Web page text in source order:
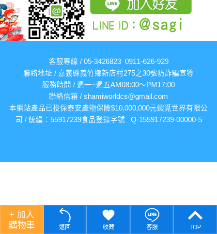
+ 加入
購物車
返回 收藏 客服 TOP
客服專線 / 05-3426823 0911-626-929
聯絡地址 / 嘉義縣義竹鄉新店村275之30號 防詐騙宣導
服務時間 / 週一~週五AM08:00～PM17:00
聯絡信箱 / shamiworldcs@gmail.com
本網站產品已投保泰安產物保險$10,000,000元蝦覓世界有限公
司 / 統編：55917239食品登錄字號 Q-155917239-00000-5